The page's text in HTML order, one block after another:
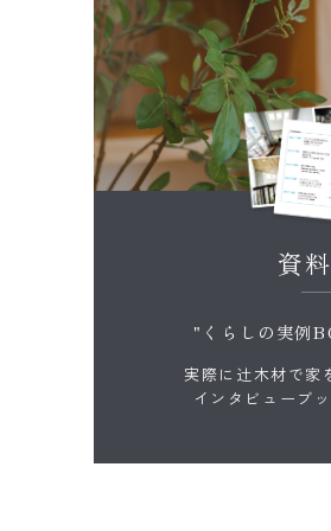
資
"くらしの実例
実際に辻木材で家
インタビューブ